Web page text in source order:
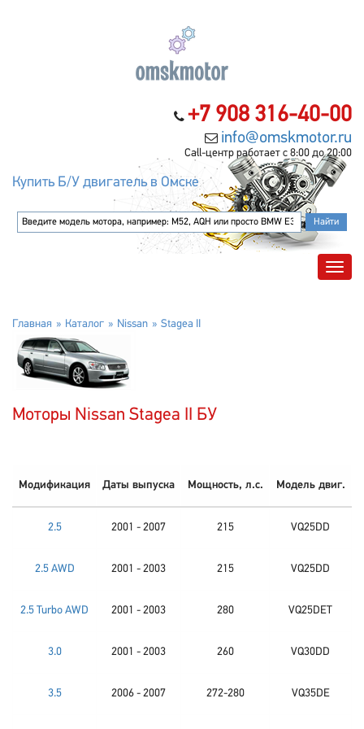
+7 908 316-40-00
info@omskmotor.ru
Call-центр работает с 8:00 до 20:00
Купить Б/У двигатель в Омске
Главная Каталог Nissan Stagea II
Моторы Nissan Stagea II БУ
Модификация Даты выпуска Мощность, л.с. Модель двиг.
2.5 2001 - 2007 215 VQ25DD
2.5 AWD 2001 - 2003 215 VQ25DD
2.5 Turbo AWD 2001 - 2003 280 VQ25DET
3.0 2001 - 2003 260 VQ30DD
3.5 2006 - 2007 272-280 VQ35DE